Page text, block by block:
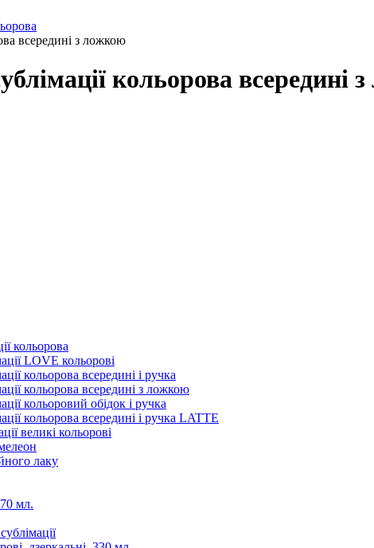
всередині з ложкою
кольорова всередині
кольорова
LOVE кольорові
кольорова всередині і ручка
кольорова всередині з ложкою
кольоровий обідок і ручка
кольорова всередині і ручка LATTE
великі кольорові
лаку
мл.